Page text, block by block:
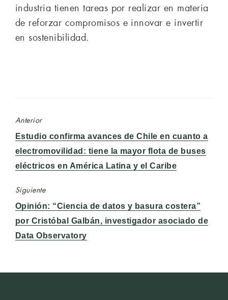
industria tienen tareas por realizar en materia
de reforzar compromisos e innovar e invertir
en sostenibilidad.
Anterior
Entrada
anterior:
Estudio confirma avances de Chile en cuanto a
electromovilidad: tiene la mayor flota de buses
eléctricos en América Latina y el Caribe
Siguiente
Entrada
siguiente:
Opinión: “Ciencia de datos y basura costera”
por Cristóbal Galbán, investigador asociado de
Data Observatory